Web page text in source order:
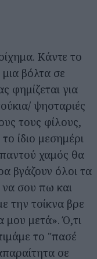
Κάντε το
βόλτα σε
φημίζεται για
ψησταριές
τους φίλους,
ίδιο μεσημέρι
παντού χαμός θα
βγάζουν όλοι τα
να σου πω και
την τσίκνα βρε
μου μετά». Ό,τι
το "πασέ
σε